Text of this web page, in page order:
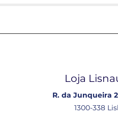
Loja
R. da Junqueira
1300-338